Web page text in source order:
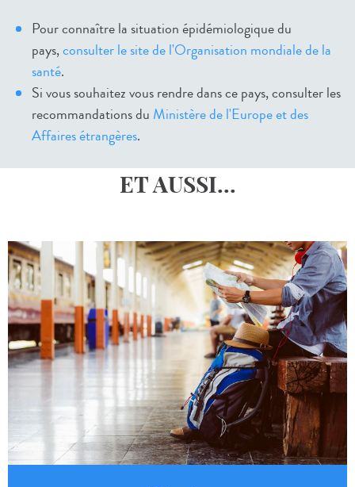
Pour connaître la situation épidémiologique du
pays,consulter le site de l'Organisation mondiale de la
santé.
Si vous souhaitez vous rendre dans ce pays, consulter les
recommandations du Ministère de l'Europe et des
Affaires étrangères.
ET AUSSI...